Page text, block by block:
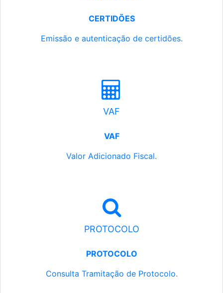
CERTIDÕES
Emissão e autenticação de certidões.
VAF
VAF
Valor Adicionado Fiscal.
PROTOCOLO
PROTOCOLO
Consulta Tramitação de Protocolo.